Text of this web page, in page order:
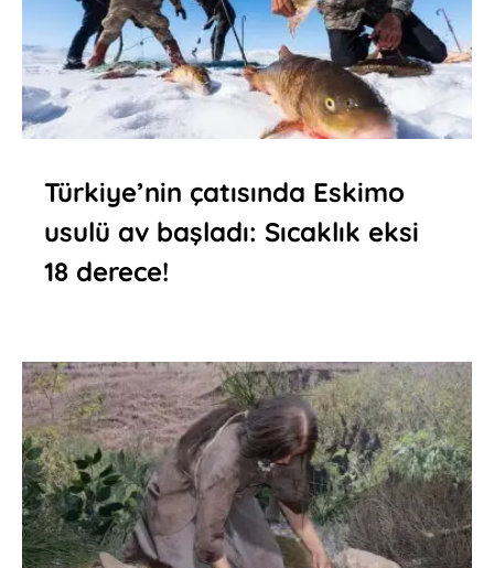
Türkiye’nin çatısında Eskimo
usulü av başladı: Sıcaklık eksi
18 derece!